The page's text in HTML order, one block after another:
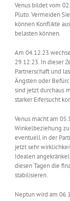
Venus bildet vom
Pluto. Vermeiden
können Konflikte
belasten können.
Am 04.12.23
29.12.23. In dieser
Partnerschaft und
Ängsten oder
sind jetzt durchaus
starker Eifersucht
Venus macht am
Winkelbeziehung zu
eventuell in der
jetzt sehr
Idealen
diesen Tagen die
stabilisieren.
Neptun wird am